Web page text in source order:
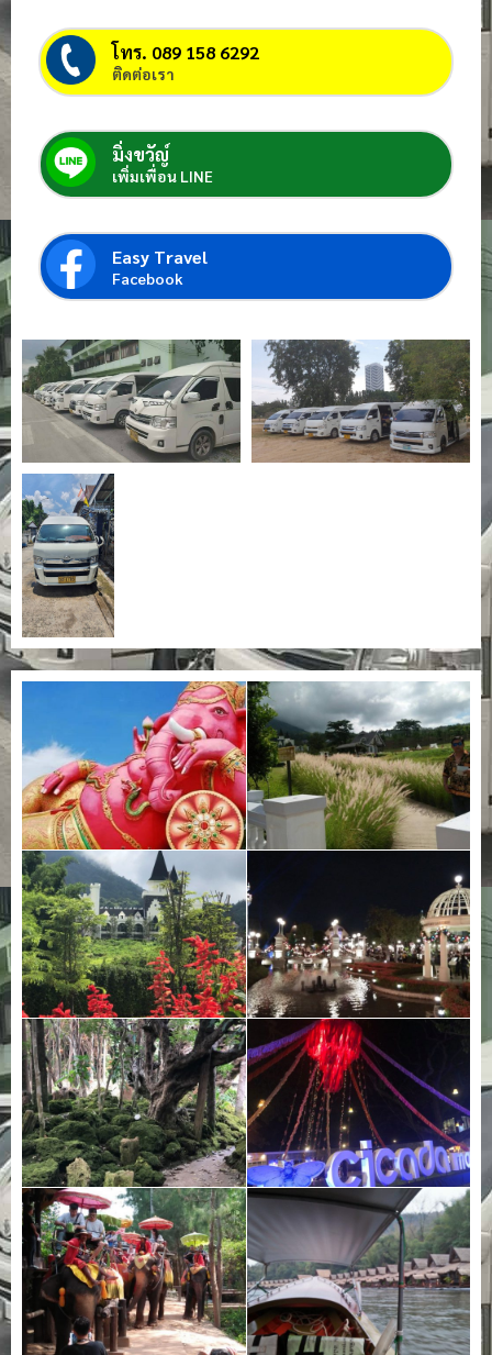
โทร. 089 158 6292
ติดต่อเรา
มิ่งขวัญ์
เพิ่มเพื่อน LINE
Easy Travel
Facebook